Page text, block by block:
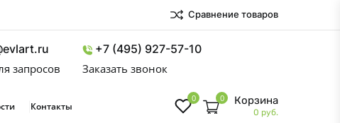
Сравнение товаров
запросов
+7 (495) 927-57-10
Заказать звонок
Контакты
0 0 Корзина
0 руб.